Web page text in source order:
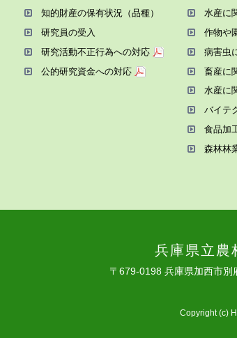
知的財産の保有状況（品種）
研究員の受⼊
研究活動不正⾏為への対応
公的研究資金への対応
⽔産に
作物や
病害⾍
畜産に
⽔産に
バイテ
⾷品加
森林林
兵庫県⽴農
〒679-0198 兵庫県加⻄市別
Copyright (c)